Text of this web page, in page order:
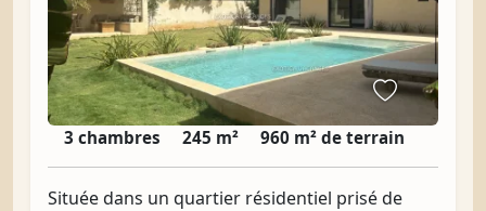
3 chambres 245 m² 960 m² de terrain
Située dans un quartier résidentiel prisé de